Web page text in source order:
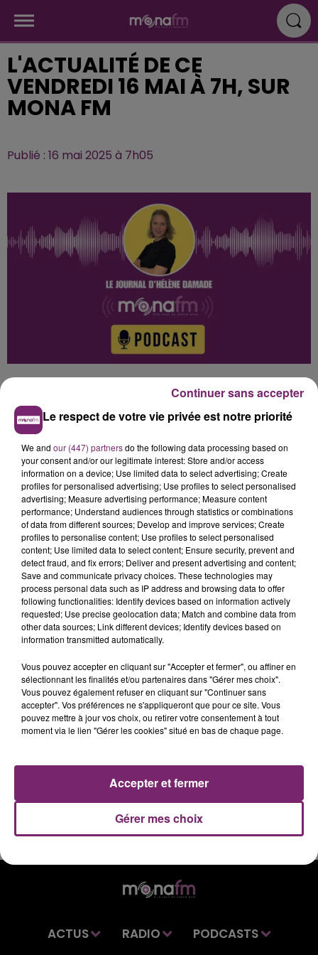
L'ACTUALITÉ DE CE
VENDREDI 16 MAI À 7H, SUR
MONA FM
Publié : 16 mai 2025 à 7h05
0:00 3 min 4 sec
Hélène Damade
L'actualité de ce vendredi 16 mai à 7h, sur Mona
FM
16 mai 2025 - 3 min 4 sec
L'ACTUALITÉ DE CE VENDREDI 16 MAI À 7H, SUR
Retrouvez vos dernières informations régionales dans
le journal de 7h, sur Mona FM.
ACTUS RADIO PODCASTS
Le respect de votre vie privée est notre priorité
We and our (447) partnersdo the following data processing based on
your consent and/or our legitimate interest: Store and/or access
information on a device; Use limited data to select advertising; Create
profiles for personalised advertising; Use profiles to select personalised
advertising; Measure advertising performance; Measure content
performance; Understand audiences through statistics or combinations
of data from different sources; Develop and improve services; Create
profiles to personalise content; Use profiles to select personalised
content; Use limited data to select content; Ensure security, prevent and
detect fraud, and fix errors; Deliver and present advertising and content;
Save and communicate privacy choices. These technologies may
process personal data such as IP address and browsing data to offer
following functionalities: Identify devices based on information actively
requested; Use precise geolocation data; Match and combine data from
other data sources; Link different devices; Identify devices based on
information transmitted automatically.
Vous pouvez accepter en cliquant sur "Accepter et fermer", ou affiner en
sélectionnant les finalités et/ou partenaires dans "Gérer mes choix".
Vous pouvez également refuser en cliquant sur "Continuer sans
accepter". Vos préférences ne s'appliqueront que pour ce site. Vous
pouvez mettre à jour vos choix, ou retirer votre consentement à tout
moment via le lien "Gérer les cookies" situé en bas de chaque page.
Gérer mes choix
Accepter et fermer
Continuer sans accepter